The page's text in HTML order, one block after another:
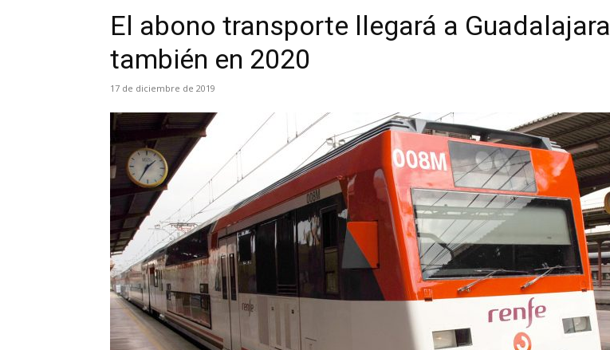
El abono transporte llegará a Guadalajara
también en 2020
17 de diciembre de 2019